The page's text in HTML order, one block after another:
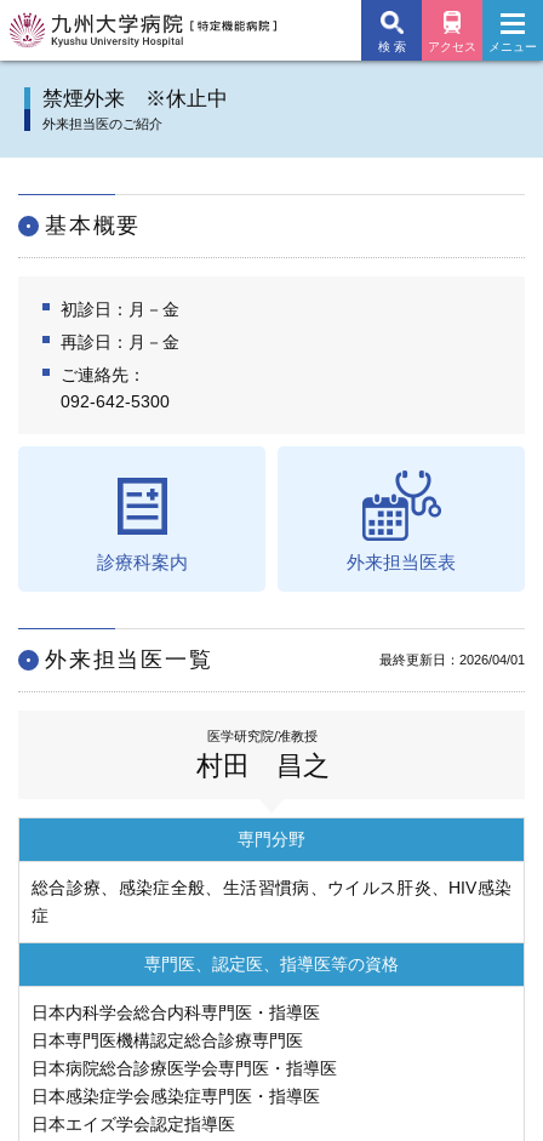
検 索 アクセス
九州大学病院TOP
病院について
交通アクセス
よくあるご質問
学内向け情報
ご意見
最新の歯科治療
関連リンク
サイトポリシー
ENGLISH
メニュー
禁煙外来 ※休止中
外来担当医のご紹介
基本概要
初診日：月－金
再診日：月－金
ご連絡先：
092-642-5300
診療科案内 外来担当医表
外来担当医一覧 最終更新日：2026/04/01
医学研究院/准教授
村田 昌之
専門分野
総合診療、感染症全般、生活習慣病、ウイルス肝炎、HIV感染
症
専門医、認定医、 指導医等の資格
日本内科学会総合内科専門医・指導医
日本専門医機構認定総合診療専門医
日本病院総合診療医学会専門医・指導医
日本感染症学会感染症専門医・指導医
日本エイズ学会認定指導医